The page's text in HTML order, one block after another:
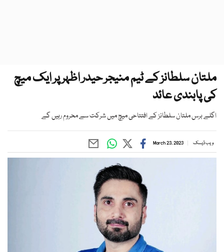
ملتان سلطانز کے ٹیم منیجر حیدر اظہر پر ایک میچ
کی پابندی عائد
اگلے برس ملتان سلطانز کے افتتاحی میچ میں شرکت سے محروم رہیں گے
ویب ڈیسک March 23, 2023